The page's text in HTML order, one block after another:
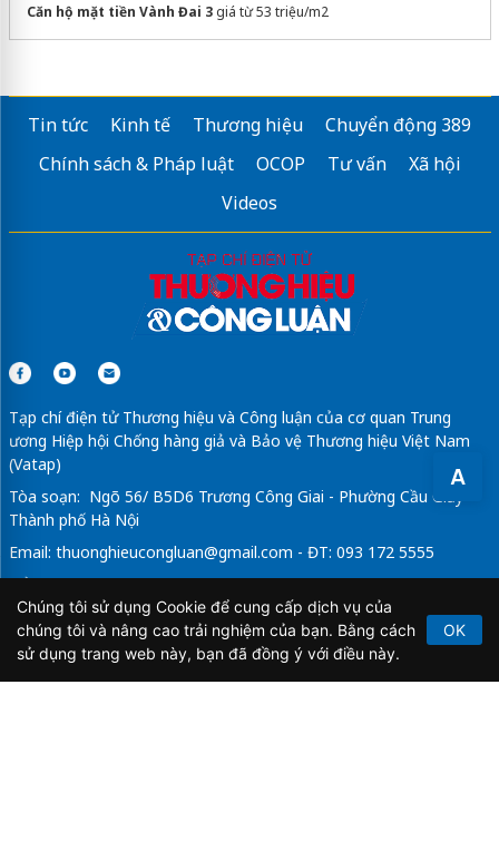
A
Căn hộ mặt tiền Vành Đai 3giá từ 53 triệu/m2
Tin tức Kinh tế Thương hiệu
Chuyển động 389
Chính sách & Pháp luật
OCOP Tư vấn
Xã hội
Videos
Tạp chí điện tử Thương hiệu và Công luận của cơ quan Trung
ương Hiệp hội Chống hàng giả và Bảo vệ Thương hiệu Việt Nam
(Vatap)
Tòa soạn: Ngõ 56/ B5D6 Trương Công Giai - Phường Cầu Giấy -
Thành phố Hà Nội
Email: thuonghieucongluan@gmail.com - ĐT: 093 172 5555
Tổng Biên Tập: Vũ Đức Thuận
Giấy phép hoạt động báo chí điện tử số 64/GP-BTTTT do Bộ
Thông tin và Truyền thông cấp ngày 21/2/2020.
Chúng tôi sử dụng Cookie để cung cấp dịch vụ của
chúng tôi và nâng cao trải nghiệm của bạn. Bằng cách
sử dụng trang web này, bạn đã đồng ý với điều này.
OK